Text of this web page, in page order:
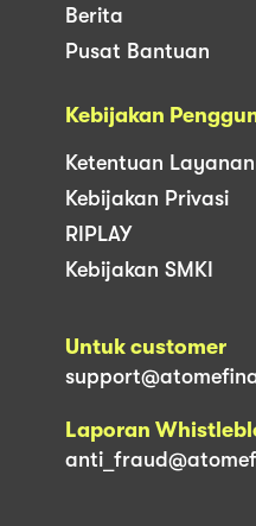
Berita
Pusat Bantuan
Kebijakan
Ketentuan Layanan
Kebijakan Privasi
RIPLAY
Kebijakan SMKI
Untuk customer
Laporan